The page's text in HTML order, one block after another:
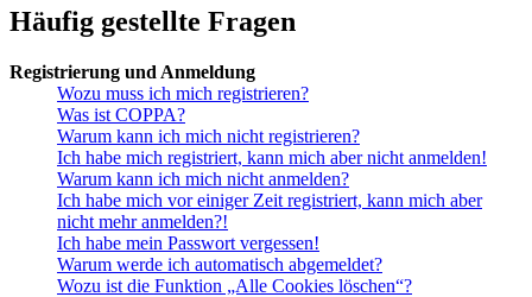
Häufig gestellte Fragen
Registrierung und Anmeldung
Wozu muss ich mich registrieren?
Was ist COPPA?
Warum kann ich mich nicht registrieren?
Ich habe mich registriert, kann mich aber nicht anmelden!
Warum kann ich mich nicht anmelden?
Ich habe mich vor einiger Zeit registriert, kann mich aber
nicht mehr anmelden?!
Ich habe mein Passwort vergessen!
Warum werde ich automatisch abgemeldet?
Wozu ist die Funktion „Alle Cookies löschen“?